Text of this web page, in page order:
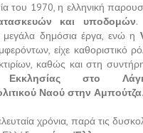
του 1970, η ελληνική
και υποδομών.
μεγάλα δημόσια έργα, ενώ η
είχε καθοριστικό
καθώς και στη
Εκκλησίας στο
Ναού στην Αμπούτζα.
χρόνια, παρά τις